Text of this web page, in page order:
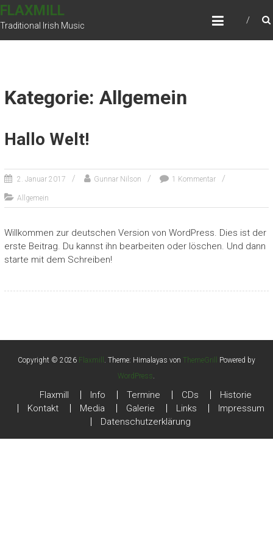
Skip
to
FLAXMILL
Traditional Irish Music
Kategorie: Allgemein
Hallo Welt!
2. Januar 2017 Gunnar Nilson 1 Kommentar
Allgemein
Willkommen zur deutschen Version von WordPress. Dies ist der
erste Beitrag. Du kannst ihn bearbeiten oder löschen. Und dann
starte mit dem Schreiben!
Copyright © 2026 Flaxmill . Theme: Himalayas von ThemeGrill
Powered by
WordPress.
Flaxmill Info Termine CDs
Historie
Kontakt
Media Galerie Links
Impressum
Datenschutzerklärung